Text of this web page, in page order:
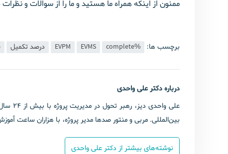
ممنون از اینکه همراه ما هستید و ما را از سوالات و
برچسب ها: %complete
EVMS
EVPM درصد تکمیل
درباره دکتر علی واحدی
بین‌المللی. مربی و منتور صدها مدیر پروژه، با هزاران ساعت
نوشته‌های بیشتر از دکتر علی واحدی